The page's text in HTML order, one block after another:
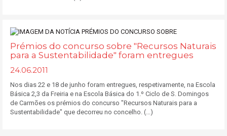
Prémios do concurso sobre "Recursos Naturais
para a Sustentabilidade" foram entregues
24.06.2011
Nos dias 22 e 18 de junho foram entregues, respetivamente, na Escola
Básica 2,3 da Freiria e na Escola Básica do 1.º Ciclo de S. Domingos
de Carmões os prémios do concurso "Recursos Naturais para a
Sustentabilidade" que decorreu no concelho. (...)